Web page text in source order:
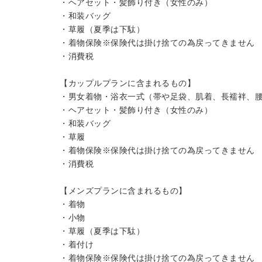
・ヘアセット・髪飾り付き（女性のみ）
・和装バッグ
・草履（夏季は下駄）
・着物保険※保険代は掛け捨ての為戻ってきません
・消費税
【カップルプランに含まれるもの】
・男女着物・浴衣一式（帯や足袋、肌着、長襦袢、
・ヘアセット・髪飾り付き（女性のみ）
・和装バッグ
・草履
・着物保険※保険代は掛け捨ての為戻ってきません
・消費税
【メンズプランに含まれるもの】
・着物
・小物
・草履（夏季は下駄）
・着付け
・着物保険※保険代は掛け捨ての為戻ってきません